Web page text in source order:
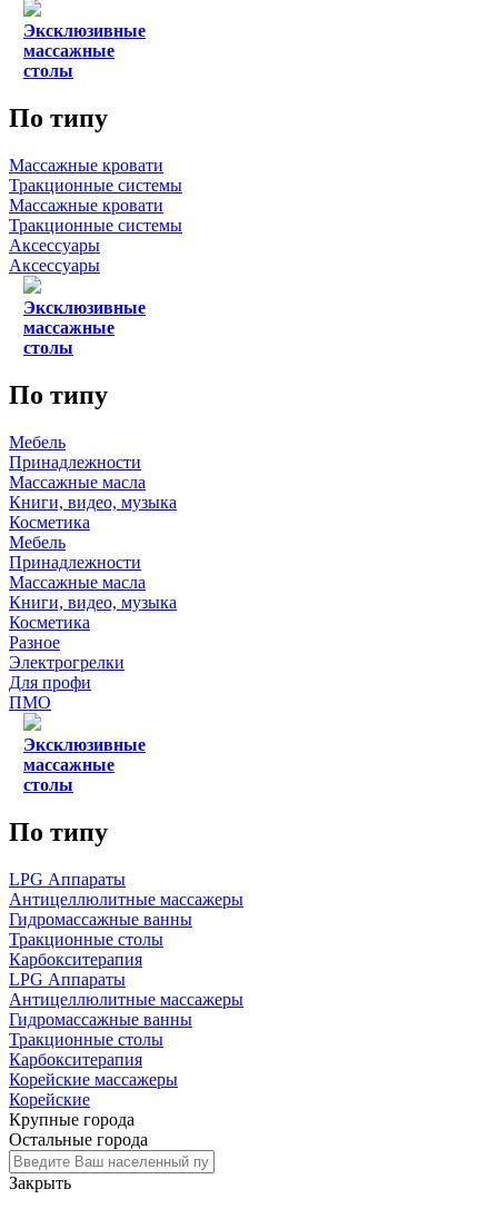
Эксклюзивные
массажные
столы
По типу
Массажные кровати
Тракционные системы
Массажные кровати
Тракционные системы
Аксессуары
Аксессуары
Эксклюзивные
массажные
столы
По типу
Мебель
Принадлежности
Массажные масла
Книги, видео, музыка
Косметика
Мебель
Принадлежности
Массажные масла
Книги, видео, музыка
Косметика
Разное
Электрогрелки
Для профи
ПМО
Эксклюзивные
массажные
столы
По типу
LPG Аппараты
Антицеллюлитные массажеры
Гидромассажные ванны
Тракционные столы
Карбокситерапия
LPG Аппараты
Антицеллюлитные массажеры
Гидромассажные ванны
Тракционные столы
Карбокситерапия
Корейские массажеры
Корейские
Крупные города
Остальные города
Закрыть